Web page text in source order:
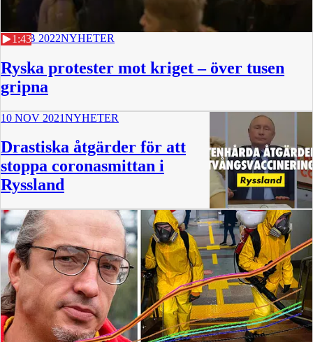
1:43
24 FEB 2022NYHETER
Ryska protester mot kriget – över tusen
gripna
10 NOV 2021NYHETER
Drastiska åtgärder för att
stoppa coronasmittan i
Ryssland
1:09